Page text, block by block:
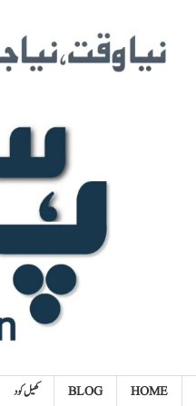
content
HOME
BLOG کھیل کود